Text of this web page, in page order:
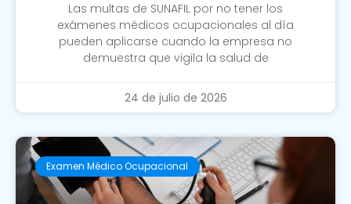
Las multas de SUNAFIL por no tener los
exámenes médicos ocupacionales al día
pueden aplicarse cuando la empresa no
demuestra que vigila la salud de
24 de julio de 2026
Examen Médico Ocupacional